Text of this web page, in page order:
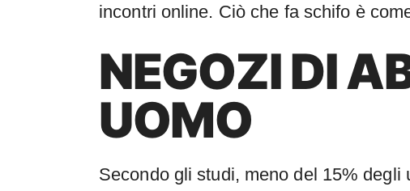
incontri online. Ciò che fa schifo è
NEGOZI DI
UOMO
Secondo gli studi, meno del 15%